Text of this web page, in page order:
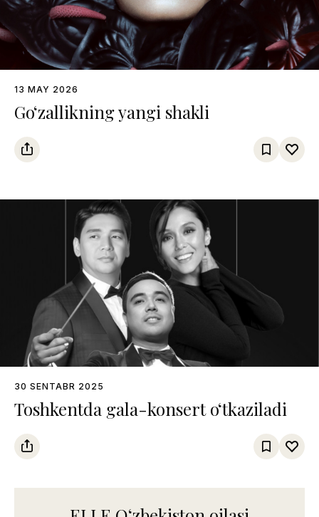
13 MAY 2026
Go‘zallikning yangi shakli
30 SENTABR 2025
Toshkentda gala-konsert o‘tkaziladi